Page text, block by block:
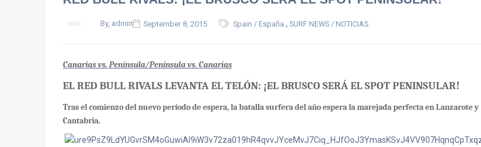
By, admin September 8, 2015 Spain / España , SURF NEWS / NOTICIAS
Canarias vs. Península/Península vs. Canarias
EL RED BULL RIVALS LEVANTA EL TELÓN: ¡EL BRUSCO SERÁ EL SPOT PENINSULAR!
Tras el comienzo del nuevo período de espera, la batalla surfera del año espera la marejada perfecta en Lanzarote y
Cantabria.